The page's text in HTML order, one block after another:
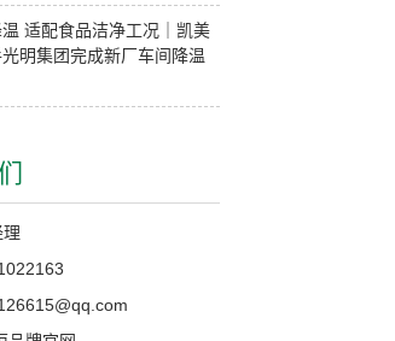
适配食品洁净工况｜凯美
明集团完成新厂车间降温